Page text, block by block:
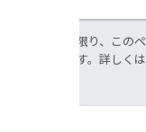
特に記載のない限り、この
使用許諾されます。詳しくは